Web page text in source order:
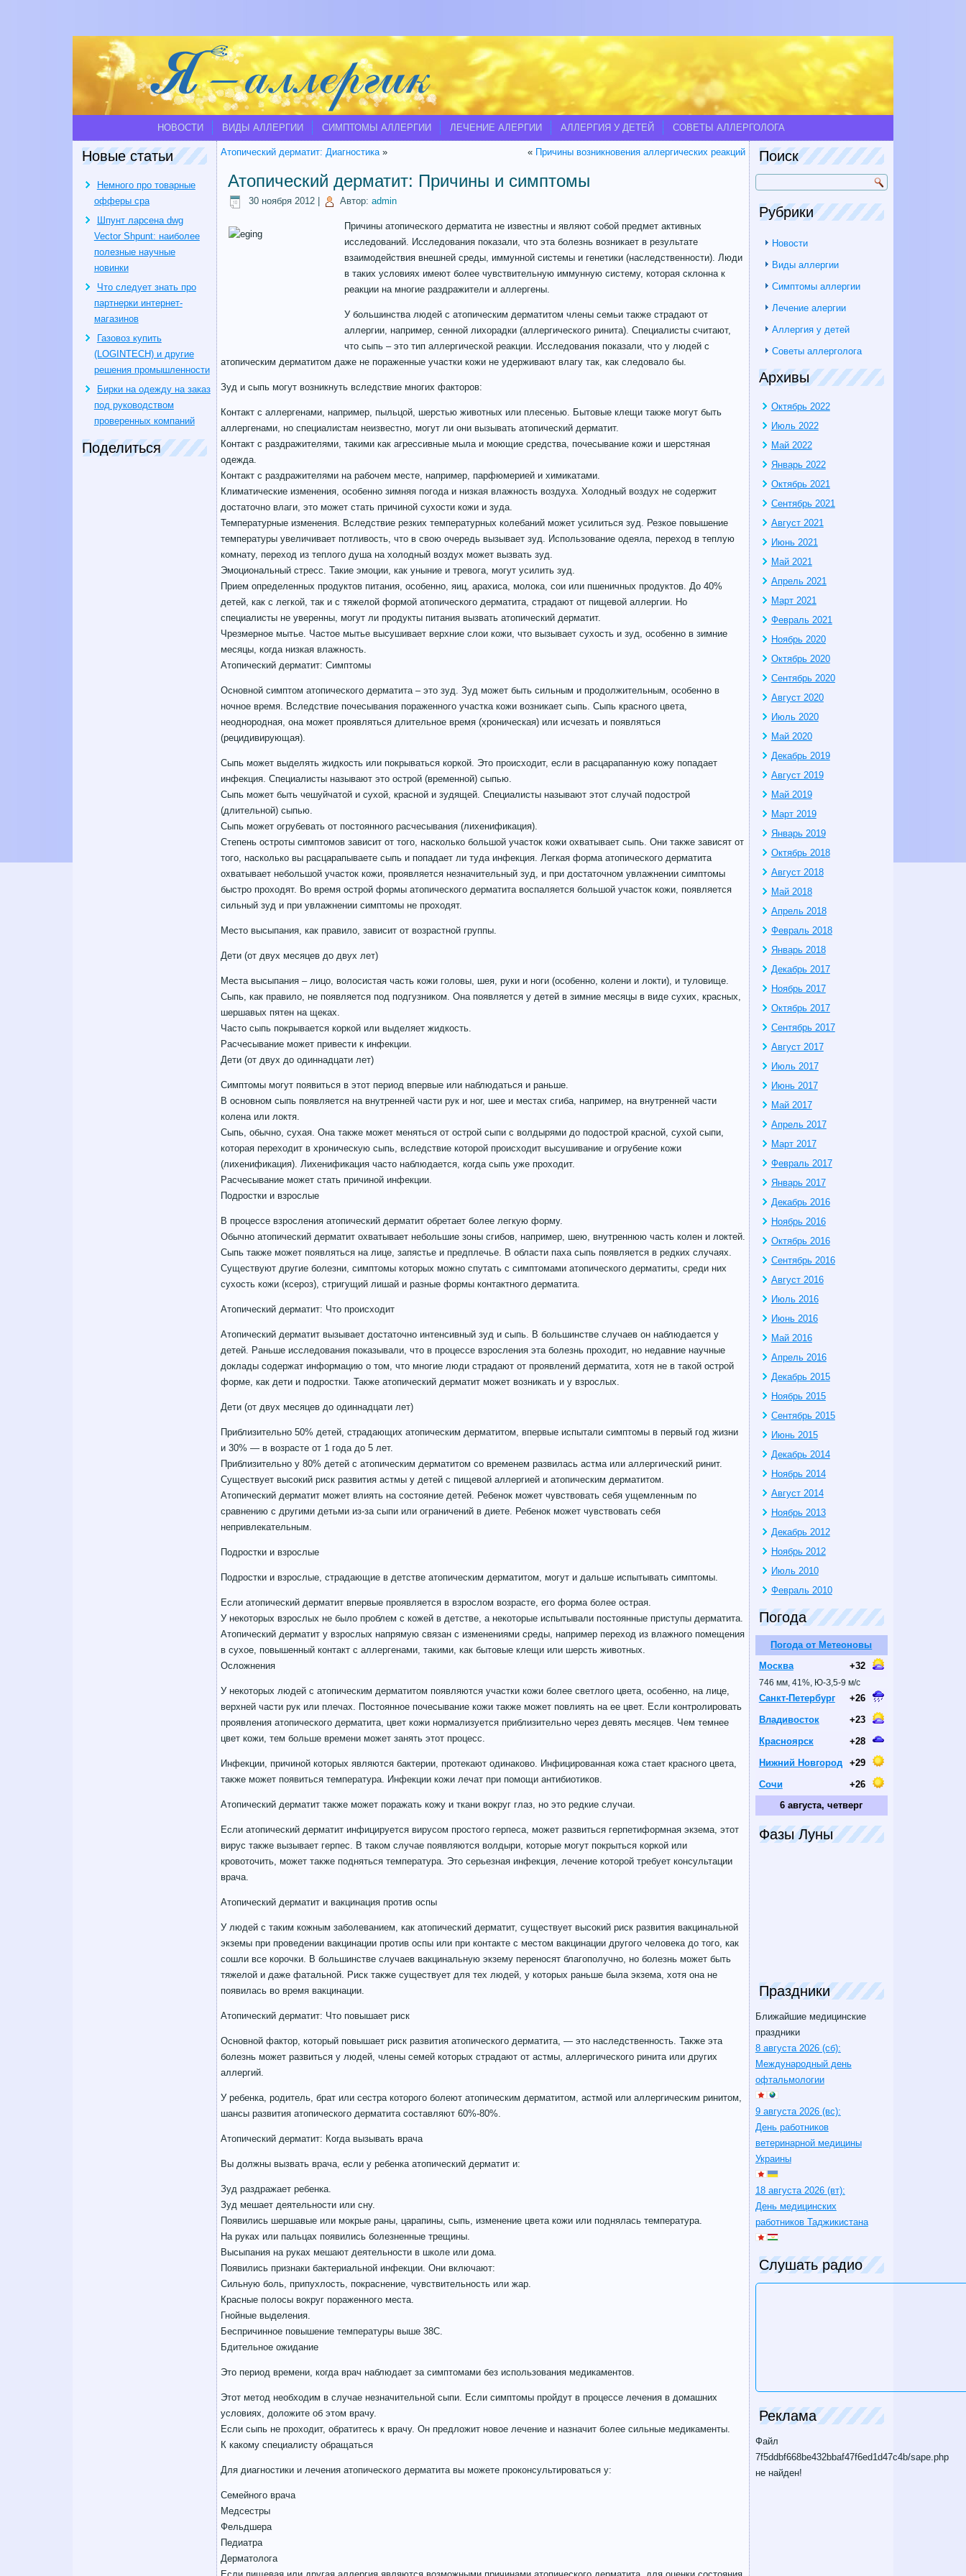
НОВОСТИ ВИДЫ АЛЛЕРГИИ СИМПТОМЫ АЛЛЕРГИИ ЛЕЧЕНИЕ АЛЕРГИИ АЛЛЕРГИЯ У ДЕТЕЙ СОВЕТЫ АЛЛЕРГОЛОГА
Новые статьи
Немного про товарные
офферы cpa
Шпунт ларсена dwg
Vector Shpunt: наиболее
полезные научные
новинки
Что следует знать про
партнерки интернет-
магазинов
Газовоз купить
(LOGINTECH) и другие
решения промышленности
Бирки на одежду на заказ
под руководством
проверенных компаний
Поделиться
Атопический дерматит: Диагностика» « Причины возникновения аллергических реакций
Атопический дерматит: Причины и симптомы
30 ноября 2012| Автор: admin
Причины атопического дерматита не известны и являют собой предмет активных
исследований. Исследования показали, что эта болезнь возникает в результате
взаимодействия внешней среды, иммунной системы и генетики (наследственности). Люди
в таких условиях имеют более чувствительную иммунную систему, которая склонна к
реакции на многие раздражители и аллергены.
У большинства людей с атопическим дерматитом члены семьи также страдают от
аллергии, например, сенной лихорадки (аллергического ринита). Специалисты считают,
что сыпь – это тип аллергической реакции. Исследования показали, что у людей с
атопическим дерматитом даже не пораженные участки кожи не удерживают влагу так, как следовало бы.
Зуд и сыпь могут возникнуть вследствие многих факторов:
Контакт с аллергенами, например, пыльцой, шерстью животных или плесенью. Бытовые клещи также могут быть
аллергенами, но специалистам неизвестно, могут ли они вызывать атопический дерматит.
Контакт с раздражителями, такими как агрессивные мыла и моющие средства, почесывание кожи и шерстяная
одежда.
Контакт с раздражителями на рабочем месте, например, парфюмерией и химикатами.
Климатические изменения, особенно зимняя погода и низкая влажность воздуха. Холодный воздух не содержит
достаточно влаги, это может стать причиной сухости кожи и зуда.
Температурные изменения. Вследствие резких температурных колебаний может усилиться зуд. Резкое повышение
температуры увеличивает потливость, что в свою очередь вызывает зуд. Использование одеяла, переход в теплую
комнату, переход из теплого душа на холодный воздух может вызвать зуд.
Эмоциональный стресс. Такие эмоции, как уныние и тревога, могут усилить зуд.
Прием определенных продуктов питания, особенно, яиц, арахиса, молока, сои или пшеничных продуктов. До 40%
детей, как с легкой, так и с тяжелой формой атопического дерматита, страдают от пищевой аллергии. Но
специалисты не уверенны, могут ли продукты питания вызвать атопический дерматит.
Чрезмерное мытье. Частое мытье высушивает верхние слои кожи, что вызывает сухость и зуд, особенно в зимние
месяцы, когда низкая влажность.
Атопический дерматит: Симптомы
Основной симптом атопического дерматита – это зуд. Зуд может быть сильным и продолжительным, особенно в
ночное время. Вследствие почесывания пораженного участка кожи возникает сыпь. Сыпь красного цвета,
неоднородная, она может проявляться длительное время (хроническая) или исчезать и появляться
(рецидивирующая).
Сыпь может выделять жидкость или покрываться коркой. Это происходит, если в расцарапанную кожу попадает
инфекция. Специалисты называют это острой (временной) сыпью.
Сыпь может быть чешуйчатой и сухой, красной и зудящей. Специалисты называют этот случай подострой
(длительной) сыпью.
Сыпь может огрубевать от постоянного расчесывания (лихенификация).
Степень остроты симптомов зависит от того, насколько большой участок кожи охватывает сыпь. Они также зависят от
того, насколько вы расцарапываете сыпь и попадает ли туда инфекция. Легкая форма атопического дерматита
охватывает небольшой участок кожи, проявляется незначительный зуд, и при достаточном увлажнении симптомы
быстро проходят. Во время острой формы атопического дерматита воспаляется большой участок кожи, появляется
сильный зуд и при увлажнении симптомы не проходят.
Место высыпания, как правило, зависит от возрастной группы.
Дети (от двух месяцев до двух лет)
Места высыпания – лицо, волосистая часть кожи головы, шея, руки и ноги (особенно, колени и локти), и туловище.
Сыпь, как правило, не появляется под подгузником. Она появляется у детей в зимние месяцы в виде сухих, красных,
шершавых пятен на щеках.
Часто сыпь покрывается коркой или выделяет жидкость.
Расчесывание может привести к инфекции.
Дети (от двух до одиннадцати лет)
Симптомы могут появиться в этот период впервые или наблюдаться и раньше.
В основном сыпь появляется на внутренней части рук и ног, шее и местах сгиба, например, на внутренней части
колена или локтя.
Сыпь, обычно, сухая. Она также может меняться от острой сыпи с волдырями до подострой красной, сухой сыпи,
которая переходит в хроническую сыпь, вследствие которой происходит высушивание и огрубение кожи
(лихенификация). Лихенификация часто наблюдается, когда сыпь уже проходит.
Расчесывание может стать причиной инфекции.
Подростки и взрослые
В процессе взросления атопический дерматит обретает более легкую форму.
Обычно атопический дерматит охватывает небольшие зоны сгибов, например, шею, внутреннюю часть колен и локтей.
Сыпь также может появляться на лице, запястье и предплечье. В области паха сыпь появляется в редких случаях.
Существуют другие болезни, симптомы которых можно спутать с симптомами атопического дерматиты, среди них
сухость кожи (ксероз), стригущий лишай и разные формы контактного дерматита.
Атопический дерматит: Что происходит
Атопический дерматит вызывает достаточно интенсивный зуд и сыпь. В большинстве случаев он наблюдается у
детей. Раньше исследования показывали, что в процессе взросления эта болезнь проходит, но недавние научные
доклады содержат информацию о том, что многие люди страдают от проявлений дерматита, хотя не в такой острой
форме, как дети и подростки. Также атопический дерматит может возникать и у взрослых.
Дети (от двух месяцев до одиннадцати лет)
Приблизительно 50% детей, страдающих атопическим дерматитом, впервые испытали симптомы в первый год жизни
и 30% — в возрасте от 1 года до 5 лет.
Приблизительно у 80% детей с атопическим дерматитом со временем развилась астма или аллергический ринит.
Существует высокий риск развития астмы у детей с пищевой аллергией и атопическим дерматитом.
Атопический дерматит может влиять на состояние детей. Ребенок может чувствовать себя ущемленным по
сравнению с другими детьми из-за сыпи или ограничений в диете. Ребенок может чувствовать себя
непривлекательным.
Подростки и взрослые
Подростки и взрослые, страдающие в детстве атопическим дерматитом, могут и дальше испытывать симптомы.
Если атопический дерматит впервые проявляется в взрослом возрасте, его форма более острая.
У некоторых взрослых не было проблем с кожей в детстве, а некоторые испытывали постоянные приступы дерматита.
Атопический дерматит у взрослых напрямую связан с изменениями среды, например переход из влажного помещения
в сухое, повышенный контакт с аллергенами, такими, как бытовые клещи или шерсть животных.
Осложнения
У некоторых людей с атопическим дерматитом появляются участки кожи более светлого цвета, особенно, на лице,
верхней части рук или плечах. Постоянное почесывание кожи также может повлиять на ее цвет. Если контролировать
проявления атопического дерматита, цвет кожи нормализуется приблизительно через девять месяцев. Чем темнее
цвет кожи, тем больше времени может занять этот процесс.
Инфекции, причиной которых являются бактерии, протекают одинаково. Инфицированная кожа стает красного цвета,
также может появиться температура. Инфекции кожи лечат при помощи антибиотиков.
Атопический дерматит также может поражать кожу и ткани вокруг глаз, но это редкие случаи.
Если атопический дерматит инфицируется вирусом простого герпеса, может развиться герпетиформная экзема, этот
вирус также вызывает герпес. В таком случае появляются волдыри, которые могут покрыться коркой или
кровоточить, может также подняться температура. Это серьезная инфекция, лечение которой требует консультации
врача.
Атопический дерматит и вакцинация против оспы
У людей с таким кожным заболеванием, как атопический дерматит, существует высокий риск развития вакцинальной
экземы при проведении вакцинации против оспы или при контакте с местом вакцинации другого человека до того, как
сошли все корочки. В большинстве случаев вакцинальную экзему переносят благополучно, но болезнь может быть
тяжелой и даже фатальной. Риск также существует для тех людей, у которых раньше была экзема, хотя она не
появилась во время вакцинации.
Атопический дерматит: Что повышает риск
Основной фактор, который повышает риск развития атопического дерматита, — это наследственность. Также эта
болезнь может развиться у людей, члены семей которых страдают от астмы, аллергического ринита или других
аллергий.
У ребенка, родитель, брат или сестра которого болеют атопическим дерматитом, астмой или аллергическим ринитом,
шансы развития атопического дерматита составляют 60%-80%.
Атопический дерматит: Когда вызывать врача
Вы должны вызвать врача, если у ребенка атопический дерматит и:
Зуд раздражает ребенка.
Зуд мешает деятельности или сну.
Появились шершавые или мокрые раны, царапины, сыпь, изменение цвета кожи или поднялась температура.
На руках или пальцах появились болезненные трещины.
Высыпания на руках мешают деятельности в школе или дома.
Появились признаки бактериальной инфекции. Они включают:
Сильную боль, припухлость, покраснение, чувствительность или жар.
Красные полосы вокруг пораженного места.
Гнойные выделения.
Беспричинное повышение температуры выше 38С.
Бдительное ожидание
Это период времени, когда врач наблюдает за симптомами без использования медикаментов.
Этот метод необходим в случае незначительной сыпи. Если симптомы пройдут в процессе лечения в домашних
условиях, доложите об этом врачу.
Если сыпь не проходит, обратитесь к врачу. Он предложит новое лечение и назначит более сильные медикаменты.
К какому специалисту обращаться
Для диагностики и лечения атопического дерматита вы можете проконсультироваться у:
Семейного врача
Медсестры
Фельдшера
Педиатра
Дерматолога
Поиск
Рубрики
Новости
Виды аллергии
Симптомы аллергии
Лечение алергии
Аллергия у детей
Советы аллерголога
Архивы
Октябрь 2022
Июль 2022
Май 2022
Январь 2022
Октябрь 2021
Сентябрь 2021
Август 2021
Июнь 2021
Май 2021
Апрель 2021
Март 2021
Февраль 2021
Ноябрь 2020
Октябрь 2020
Сентябрь 2020
Август 2020
Июль 2020
Май 2020
Декабрь 2019
Август 2019
Май 2019
Март 2019
Январь 2019
Октябрь 2018
Август 2018
Май 2018
Апрель 2018
Февраль 2018
Январь 2018
Декабрь 2017
Ноябрь 2017
Октябрь 2017
Сентябрь 2017
Август 2017
Июль 2017
Июнь 2017
Май 2017
Апрель 2017
Март 2017
Февраль 2017
Январь 2017
Декабрь 2016
Ноябрь 2016
Октябрь 2016
Сентябрь 2016
Август 2016
Июль 2016
Июнь 2016
Май 2016
Апрель 2016
Декабрь 2015
Ноябрь 2015
Сентябрь 2015
Июнь 2015
Декабрь 2014
Ноябрь 2014
Август 2014
Ноябрь 2013
Декабрь 2012
Ноябрь 2012
Июль 2010
Февраль 2010
Погода
Погода от Метеоновы
Москва
+32
746 мм, 41%, Ю-З,5-9 м/с
Санкт-Петербург
+26
Владивосток
+23
Красноярск
+28
Нижний Новгород
+29
Сочи
+26
6 августа, четверг
Фазы Луны
Праздники
Ближайшие медицинские
праздники
8 августа 2026 (сб):
Международный день
офтальмологии
9 августа 2026 (вс):
День работников
ветеринарной медицины
Украины
18 августа 2026 (вт):
День медицинских
работников Таджикистана
Слушать радио
Реклама
Файл
7f5ddbf668be432bbaf47f6ed1d47c4b/sape.php
не найден!